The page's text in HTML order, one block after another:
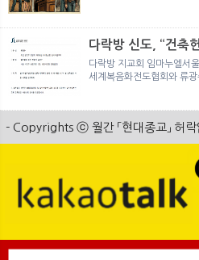
다락방 신도, “건축
다락방 지교회 임마누엘서
세계복음화전도협회와 류
- Copyrights ⓒ 월간 「현대종교」 허